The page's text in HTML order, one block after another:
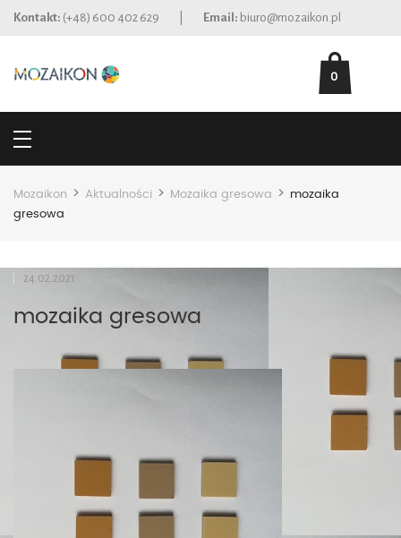
Kontakt: (+48) 600 402 629 Email: biuro@mozaikon.pl
0
Mozaikon > Aktualności > Mozaika gresowa >
mozaika
gresowa
24.02.2021
mozaika gresowa